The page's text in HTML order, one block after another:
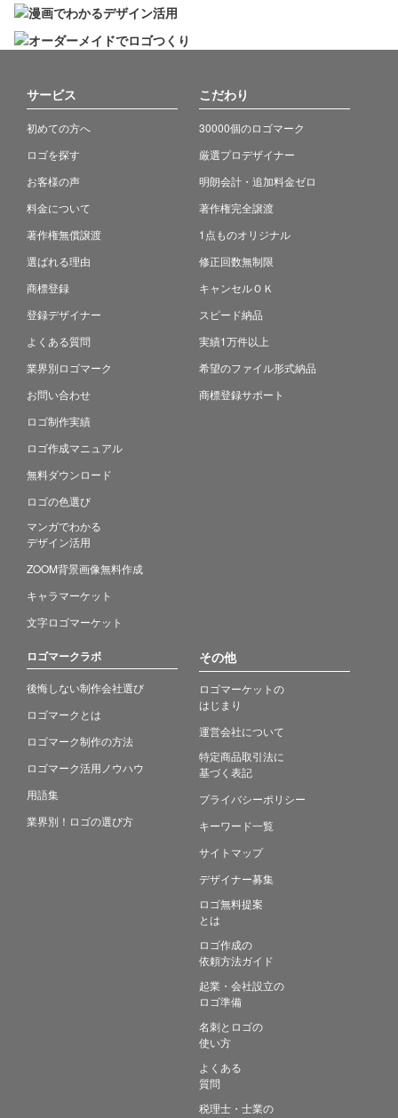
サービス
初めての方へ
ロゴを探す
お客様の声
料金について
著作権無償譲渡
選ばれる理由
商標登録
登録デザイナー
よくある質問
業界別ロゴマーク
お問い合わせ
ロゴ制作実績
ロゴ作成マニュアル
無料ダウンロード
ロゴの色選び
マンガでわかる
デザイン活用
ZOOM背景画像無料作成
キャラマーケット
文字ロゴマーケット
こだわり
30000個のロゴマーク
厳選プロデザイナー
明朗会計・追加料金ゼロ
著作権完全譲渡
1点ものオリジナル
修正回数無制限
キャンセルＯＫ
スピード納品
実績1万件以上
希望のファイル形式納品
商標登録サポート
ロゴマークラボ
後悔しない制作会社選び
ロゴマークとは
ロゴマーク制作の方法
ロゴマーク活用ノウハウ
用語集
業界別！ロゴの選び方
その他
ロゴマーケットの
はじまり
運営会社について
特定商品取引法に
基づく表記
プライバシーポリシー
キーワード一覧
サイトマップ
デザイナー募集
ロゴ無料提案
とは
ロゴ作成の
依頼方法ガイド
起業・会社設立の
ロゴ準備
名刺とロゴの
使い方
よくある
質問
税理士・士業の